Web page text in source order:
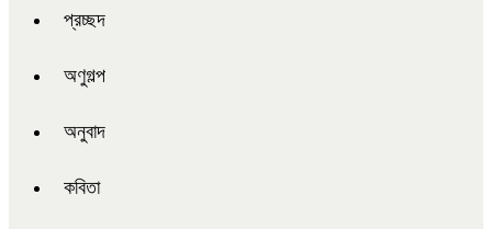
প্রচ্ছদ
অণুগল্প
অনুবাদ
কবিতা